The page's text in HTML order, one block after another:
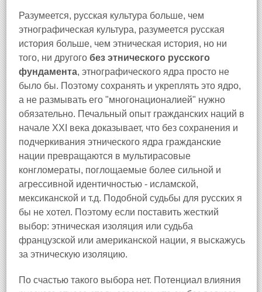
Разумеется, русская культура больше, чем
этнографическая культура, разумеется русская
история больше, чем этническая история, но ни
того, ни другого без этнического русского
фундамента, этнографического ядра просто не
было бы. Поэтому сохранять и укреплять это ядро,
а не размывать его "многонационалией" нужно
обязательно. Печальный опыт гражданских наций в
начале XXI века доказывает, что без сохранения и
подчеркивания этнического ядра гражданские
нации превращаются в мультирасовые
конгломераты, поглощаемые более сильной и
агрессивной идентичностью - исламской,
мексиканской и т.д. Подобной судьбы для русских я
бы не хотел. Поэтому если поставить жесткий
выбор: этническая изоляция или судьба
французской или американской нации, я выскажусь
за этническую изоляцию.
По счастью такого выбора нет. Потенциал влияния